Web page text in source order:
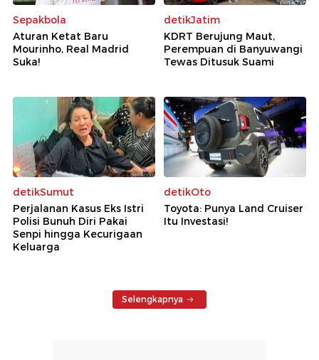
Sepakbola
Aturan Ketat Baru
Mourinho, Real Madrid
Suka!
detikJatim
KDRT Berujung Maut,
Perempuan di Banyuwangi
Tewas Ditusuk Suami
detikSumut
Perjalanan Kasus Eks Istri
Polisi Bunuh Diri Pakai
Senpi hingga Kecurigaan
Keluarga
detikOto
Toyota: Punya Land Cruiser
Itu Investasi!
Selengkapnya